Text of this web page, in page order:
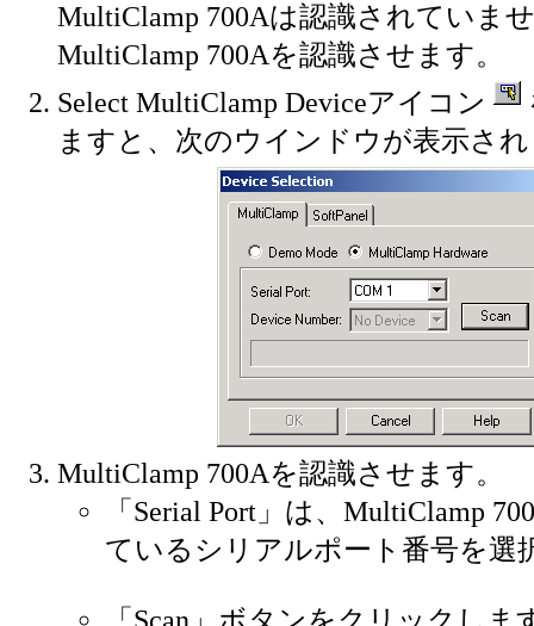
MultiClamp 700Aは認識されていま
MultiClamp 700Aを認識させます。
Select MultiClamp Deviceアイコン
ますと、次のウインドウが表示さ
MultiClamp 700Aを認識させます。
「Serial Port」は、MultiClamp
ているシリアルポート番号を選